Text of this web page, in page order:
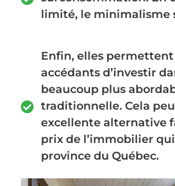
limité, le minimalisme
Enfin, elles
accédants d’investir
beaucoup plus
traditionnelle. Cela
excellente alternative
prix de l’immobilier
province du Québec.